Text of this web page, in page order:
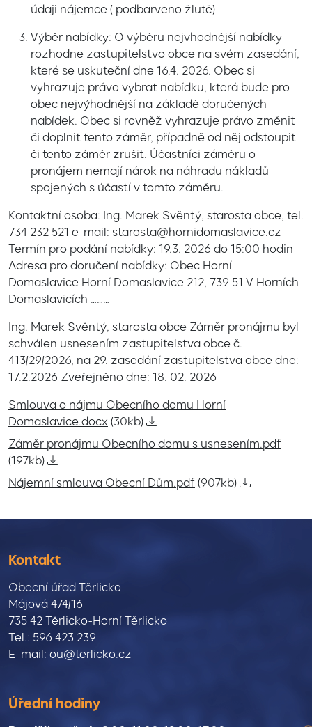
údaji nájemce ( podbarveno žlutě)
Výběr nabídky: O výběru nejvhodnější nabídky
rozhodne zastupitelstvo obce na svém zasedání,
které se uskuteční dne 16.4. 2026. Obec si
vyhrazuje právo vybrat nabídku, která bude pro
obec nejvýhodnější na základě doručených
nabídek. Obec si rovněž vyhrazuje právo změnit
či doplnit tento záměr, případně od něj odstoupit
či tento záměr zrušit. Účastníci záměru o
pronájem nemají nárok na náhradu nákladů
spojených s účastí v tomto záměru.
Kontaktní osoba: Ing. Marek Svěntý, starosta obce, tel.
734 232 521 e-mail: starosta@hornidomaslavice.cz
Termín pro podání nabídky: 19.3. 2026 do 15:00 hodin
Adresa pro doručení nabídky: Obec Horní
Domaslavice Horní Domaslavice 212, 739 51 V Horních
Domaslavicích ………
Ing. Marek Svěntý, starosta obce Záměr pronájmu byl
schválen usnesením zastupitelstva obce č.
413/29/2026, na 29. zasedání zastupitelstva obce dne:
17.2.2026 Zveřejněno dne: 18. 02. 2026
Smlouva o nájmu Obecního domu Horní
Domaslavice.docx (30kb)
Záměr pronájmu Obecního domu s usnesením.pdf
(197kb)
Nájemní smlouva Obecní Dům.pdf (907kb)
Kontakt
Obecní úřad Těrlicko
Májová 474/16
735 42 Těrlicko-Horní Těrlicko
Tel.: 596 423 239
E-mail: ou@terlicko.cz
Úřední hodiny